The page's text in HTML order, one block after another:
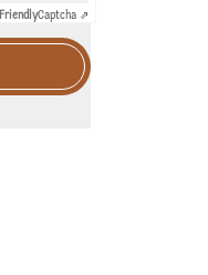
FriendlyCaptcha ⇗